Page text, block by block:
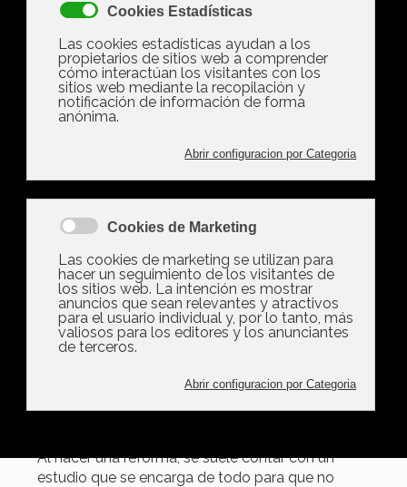
Los costes adicionales que pueden surgir al
hacer reformas en los que no habías caído
Desde un aumento de la factura de la luz hasta
10 Marzo 2025, 17:35
Al hacer una reforma, se suele contar con un
estudio que se encarga de todo para que no